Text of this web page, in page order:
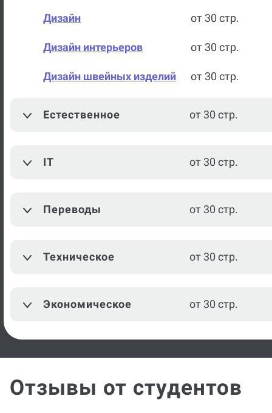
Дизайн от 30 стр.
Дизайн интерьеров от 30 стр.
Дизайн швейных изделий от 30 стр.
Композиция от 30 стр.
изделий
Естественное от 30 стр.
IT от 30 стр.
Переводы от 30 стр.
Техническое от 30 стр.
Экономическое от 30 стр.
Отзывы от студентов